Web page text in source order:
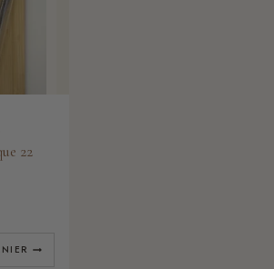
22